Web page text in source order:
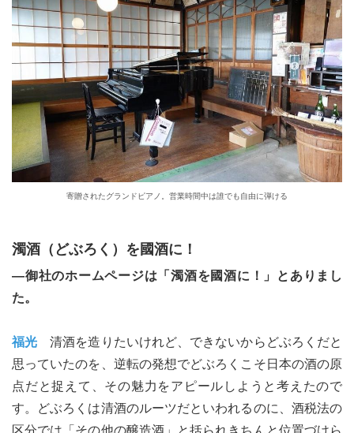
寄贈されたグランドピアノ。営業時間中は誰でも自由に弾ける
濁酒（どぶろく）を國酒に！
―御社のホームページは「濁酒を國酒に！」とありまし
た。
福光 清酒を造りたいけれど、できないからどぶろくだと
思っていたのを、逆転の発想でどぶろくこそ日本の酒の原
点だと捉えて、その魅力をアピールしようと考えたので
す。どぶろくは清酒のルーツだといわれるのに、酒税法の